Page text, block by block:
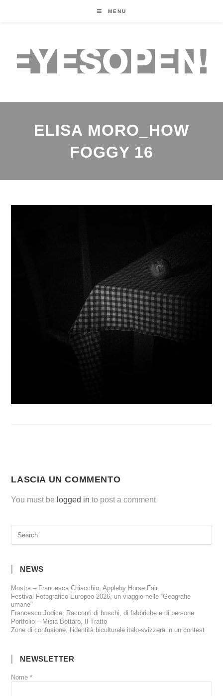
MENU
ELISA MORO_HOW
FOGGY 16
LASCIA UN COMMENTO
You must be logged in to post a comment.
NEWS
Mostra – Francesca Chiacchio, Appleby Horse Fair
Festival Fotografico Europeo 2026, un viaggio nelle “Geografie
umane”
Francesco Jodice, Racconti di boschi, di fabbriche e di persone
Portfolio – Misia Bottaro, Il Tratto
Zone di confusione, l’identità biculturale italo-svizzera in un contest
NEWSLETTER
Nome*